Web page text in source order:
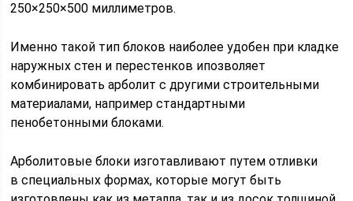
250×250×500 миллиметров.
Именно такой тип блоков наиболее удобен при кладке
наружных стен и перестенков ипозволяет
комбинировать арболит с другими строительными
материалами, например стандартными
пенобетонными блоками.
Арболитовые блоки изготавливают путем отливки
в специальных формах, которые могут быть